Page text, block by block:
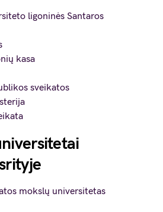
ligoninės Santaros
kasa
sveikatos
mokslų universitetas